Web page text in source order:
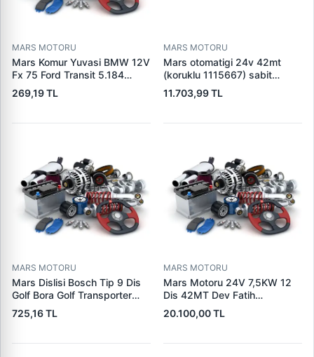
MARS MOTORU
Mars Komur Yuvasi BMW 12V
Fx 75 Ford Transit 5.184
Visteon | PARS PRS-BHL230
| OEM 97VB11000AA
269,19 TL
MARS MOTORU
Mars otomatigi 24v 42mt
(koruklu 1115667) sabit
pistonlu 3604650rx 7t0258
7x1955
11.703,99 TL
MARS MOTORU
Mars Dislisi Bosch Tip 9 Dis
Golf Bora Golf Transporter
Seat Skoda (15713) | ZEN
1108 | OEM 1072156
725,16 TL
MARS MOTORU
Mars Motoru 24V 7,5KW 12
Dis 42MT Dev Fatih
Cat,140H, 963B Cummins
L10,Qsc John Deere
LES0313 | OEM 0R2186
20.100,00 TL